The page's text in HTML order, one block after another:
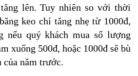
lên. Tuy nhiên so với thời
keo chỉ tăng nhẹ từ 1000đ,
nếu quý khách mua số lượng
xuống 500đ, hoặc 1000đ sẽ bù
của năm trước.